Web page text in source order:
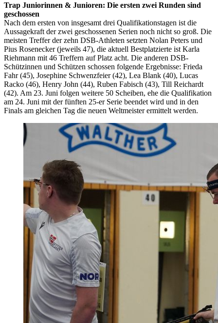
Trap Juniorinnen & Junioren: Die ersten zwei Runden sind
geschossen
Nach dem ersten von insgesamt drei Qualifikationstagen ist die
Aussagekraft der zwei geschossenen Serien noch nicht so groß. Die
meisten Treffer der zehn DSB-Athleten setzten Nolan Peters und
Pius Rosenecker (jeweils 47), die aktuell Bestplatzierte ist Karla
Riehmann mit 46 Treffern auf Platz acht. Die anderen DSB-
Schützinnen und Schützen schossen folgende Ergebnisse: Frieda
Fahr (45), Josephine Schwenzfeier (42), Lea Blank (40), Lucas
Racko (46), Henry John (44), Ruben Fabisch (43), Till Reichardt
(42). Am 23. Juni folgen weitere 50 Scheiben, ehe die Qualifikation
am 24. Juni mit der fünften 25-er Serie beendet wird und in den
Finals am gleichen Tag die neuen Weltmeister ermittelt werden.